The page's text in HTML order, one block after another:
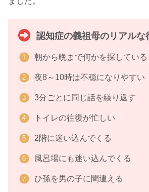
認知症の義祖母のリアルな
朝から晩まで何かを探している
夜8～10時は不穏になりやすい
3分ごとに同じ話を繰り返す
トイレの往復が忙しい
2階に迷い込んでくる
風呂場にも迷い込んでくる
ひ孫を男の子に間違える